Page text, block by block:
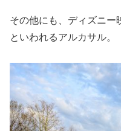
その他にも、ディズニー
といわれるアルカサル。